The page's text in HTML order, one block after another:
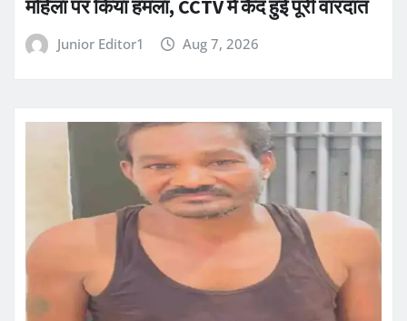
महिला पर किया हमला, CCTV में कैद हुई पूरी वारदात
Junior Editor1 Aug 7, 2026